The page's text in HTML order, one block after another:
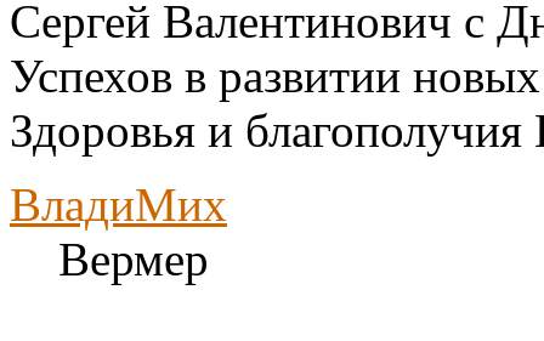
Сергей Валентинович с
Успехов в развитии
Здоровья и
ВладиМих
Вермер